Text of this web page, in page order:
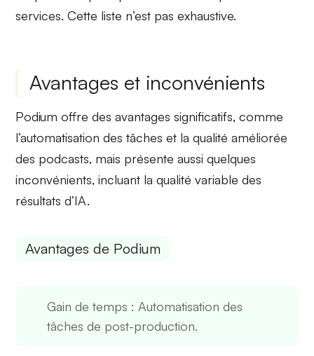
services. Cette liste n’est pas exhaustive.
Avantages et inconvénients
Podium offre desavantages significatifs, comme
l’automatisation des tâches et laqualité améliorée
des podcasts, mais présente aussiquelques
inconvénients, incluant la qualité variable des
résultats d’IA.
Avantages de Podium
Gain de temps : Automatisation des
tâches de post-production.